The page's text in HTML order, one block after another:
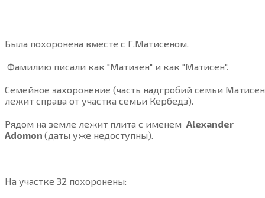
Была похоронена вместе с Г.Матисеном.
Фамилию писали как "Матизен" и как "Матисен".
Семейное захоронение (часть надгробий семьи Матисен
лежит справа от участка семьи Кербедз).
Рядом на земле лежит плита с именем Alexander
Adomon (даты уже недоступны).
На участке 32 похоронены: